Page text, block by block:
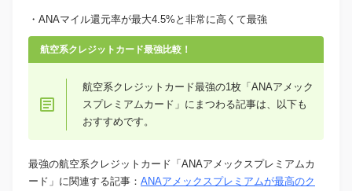
・ANAマイル還元率が最大4.5%と非常に高くて最強
航空系クレジットカード最強比較！
航空系クレジットカード最強の1枚「ANAアメック
スプレミアムカード」にまつわる記事は、以下も
おすすめです。
最強の航空系クレジットカード「ANAアメックスプレミアムカ
ード」に関連する記事： ANAアメックスプレミアムが最高のク